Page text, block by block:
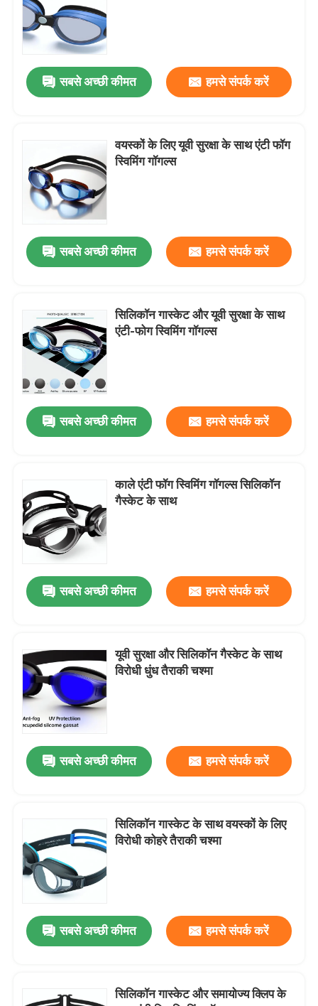
उत्पादों
हमारे बारे में
कारखाना भ्रमण
समाचार
मामलों
एक उद्धरण का अनुरोध करें
सुरक्षा चश्मा काले चश्मे
स्नो स्की गॉगल्स
वाटरप्रूफ स्विम कैप
डाइविंग स्नोर्कल मास्क
सैन्य सामरिक काले चश्मे
ध्रुवीकृत खेल धूप का चश्मा
औद्योगिक सुरक्षा चश्मे
सबसे अच्छी कीमत हमसे संपर्क करें
वयस्कों के लिए यूवी सुरक्षा के साथ एंटी फॉग
स्विमिंग गॉगल्स
सबसे अच्छी कीमत हमसे संपर्क करें
सिलिकॉन गास्केट और यूवी सुरक्षा के साथ
एंटी-फोग स्विमिंग गॉगल्स
सबसे अच्छी कीमत हमसे संपर्क करें
काले एंटी फॉग स्विमिंग गॉगल्स सिलिकॉन
गैस्केट के साथ
सबसे अच्छी कीमत हमसे संपर्क करें
यूवी सुरक्षा और सिलिकॉन गैस्केट के साथ
विरोधी धुंध तैराकी चश्मा
सबसे अच्छी कीमत हमसे संपर्क करें
सिलिकॉन गास्केट के साथ वयस्कों के लिए
विरोधी कोहरे तैराकी चश्मा
सबसे अच्छी कीमत हमसे संपर्क करें
सिलिकॉन गास्केट और समायोज्य क्लिप के